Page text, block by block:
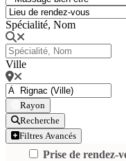
Spécialité, Nom
Ville
Rayon
Recherche
Filtres Avancés
Prise de rendez-